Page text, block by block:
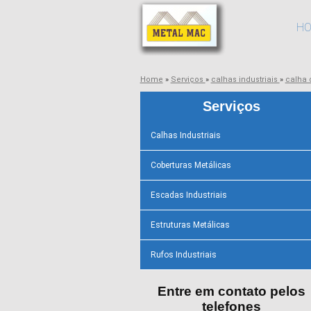
Home » Serviços » calhas industriais » calha
Serviços
Calhas Industriais
Coberturas Metálicas
Escadas Industriais
Estruturas Metálicas
Rufos Industriais
Entre em contato pelos
telefones